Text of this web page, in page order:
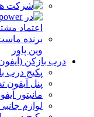
وین پاور
درب بازکن
پکیج درب
پنل آیفون
مانیتور
لوازم